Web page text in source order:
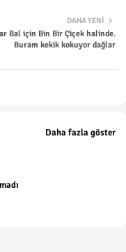
DAHA YENI
Bal için Bin Bir Çiçek halinde.
Buram kekik kokuyor dağlar
Daha fazla göster